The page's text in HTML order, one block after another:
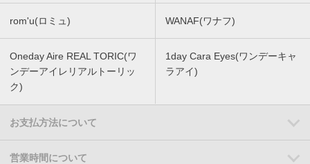
rom'u(ロミュ) WANAF(ワナフ)
Oneday Aire REAL TORIC(ワ
ンデーアイレリアルトーリッ
ク)
1day Cara Eyes(ワンデーキャ
ラアイ)
お支払方法について
営業時間について